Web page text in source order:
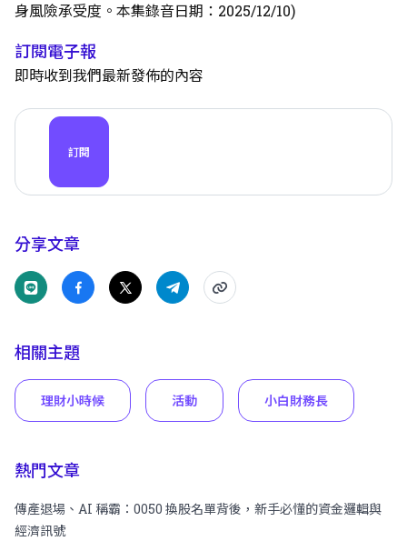
身風險承受度。本集錄音日期：2025/12/10)
訂閱電子報
即時收到我們最新發佈的內容
訂閱
分享文章
相關主題
理財小時候 活動 小白財務長
熱門文章
傳產退場、AI 稱霸：0050 換股名單背後，新手必懂的資金邏輯與
經濟訊號